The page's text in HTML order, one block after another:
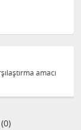
amacı
(0)